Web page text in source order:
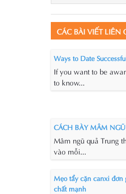
CÁC BÀI VIẾT LIÊN
Ways to Date
If you want to be
to know...
CÁCH BÀY MÂM
Mâm ngũ quả Trung
vào mỗi...
Mẹo tẩy cặn canxi đơn
chất mạnh